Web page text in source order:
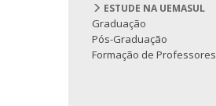
ESTUDE NA UEMASUL
Graduação
Pós-Graduação
Formação de Professores